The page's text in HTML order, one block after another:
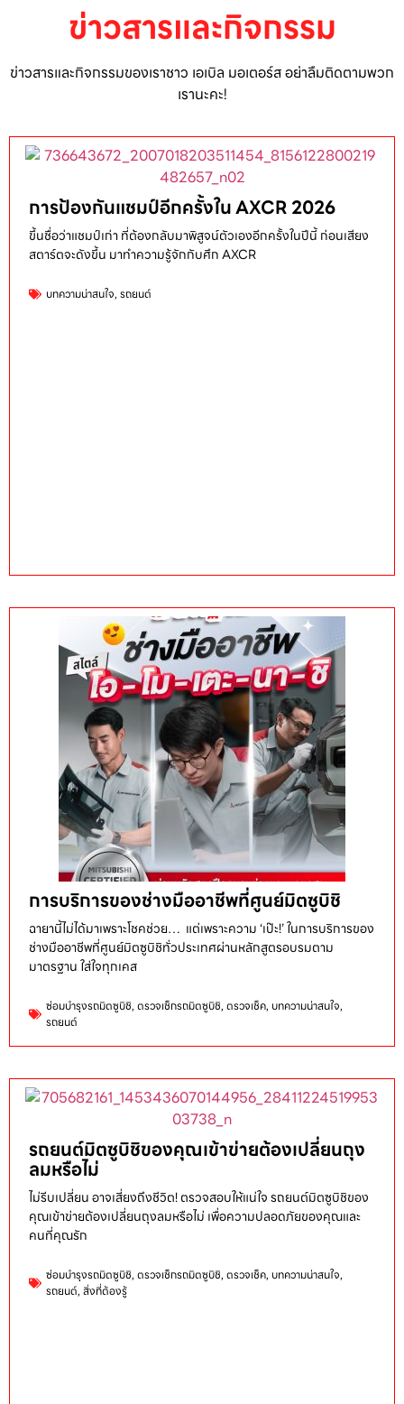
ข่าวสารและกิจกรรม
ข่าวสารและกิจกรรมของเราชาว เอเบิล มอเตอร์ส อย่าลืมติดตามพวก
เรานะคะ!
การป้องกันแชมป์อีกครั้งใน AXCR 2026
ขึ้นชื่อว่าแชมป์เก่า ที่ต้องกลับมาพิสูจน์ตัวเองอีกครั้งในปีนี้ ก่อนเสียง
สตาร์ตจะดังขึ้น มาทำความรู้จักกับศึก AXCR
บทความน่าสนใจ,รถยนต์
การบริการของช่างมืออาชีพที่ศูนย์มิตซูบิชิ
ฉายานี้ไม่ได้มาเพราะโชคช่วย… แต่เพราะความ ‘เป๊ะ!’ ในการบริการของ
ช่างมืออาชีพที่ศูนย์มิตซูบิชิทั่วประเทศผ่านหลักสูตรอบรมตาม
มาตรฐาน ใส่ใจทุกเคส
ซ่อมบำรุงรถมิตซูบิชิ,ตรวจเช็กรถมิตซูบิชิ,ตรวจเช็ค, บทความน่าสนใจ,
รถยนต์
รถยนต์มิตซูบิชิของคุณเข้าข่ายต้องเปลี่ยนถุง
ลมหรือไม่
ไม่รีบเปลี่ยน อาจเสี่ยงถึงชีวิต! ตรวจสอบให้แน่ใจ รถยนต์มิตซูบิชิของ
คุณเข้าข่ายต้องเปลี่ยนถุงลมหรือไม่ เพื่อความปลอดภัยของคุณและ
คนที่คุณรัก
ซ่อมบำรุงรถมิตซูบิชิ,ตรวจเช็กรถมิตซูบิชิ,ตรวจเช็ค, บทความน่าสนใจ,
รถยนต์,สิ่งที่ต้องรู้